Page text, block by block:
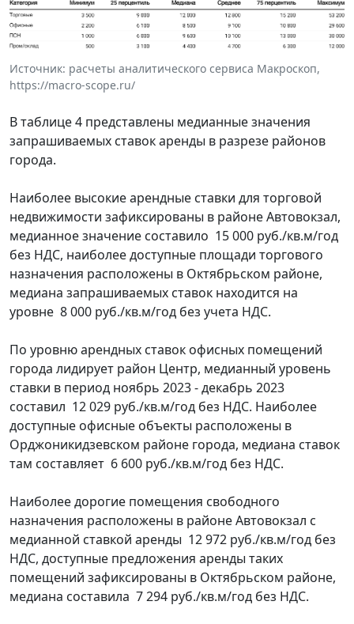
Источник: расчеты аналитического сервиса Макроскоп,
https://macro-scope.ru/
В таблице 4 представлены медианные значения
запрашиваемых ставок аренды в разрезе районов
города.
Наиболее высокие арендные ставки для торговой
недвижимости зафиксированы в районе Автовокзал,
медианное значение составило 15 000 руб./кв.м/год
без НДС, наиболее доступные площади торгового
назначения расположены в Октябрьском районе,
медиана запрашиваемых ставок находится на
уровне 8 000 руб./кв.м/год без учета НДС.
По уровню арендных ставок офисных помещений
города лидирует район Центр, медианный уровень
ставки в период ноябрь 2023 - декабрь 2023
составил 12 029 руб./кв.м/год без НДС. Наиболее
доступные офисные объекты расположены в
Орджоникидзевском районе города, медиана ставок
там составляет 6 600 руб./кв.м/год без НДС.
Наиболее дорогие помещения свободного
назначения расположены в районе Автовокзал с
медианной ставкой аренды 12 972 руб./кв.м/год без
НДС, доступные предложения аренды таких
помещений зафиксированы в Октябрьском районе,
медиана составила 7 294 руб./кв.м/год без НДС.